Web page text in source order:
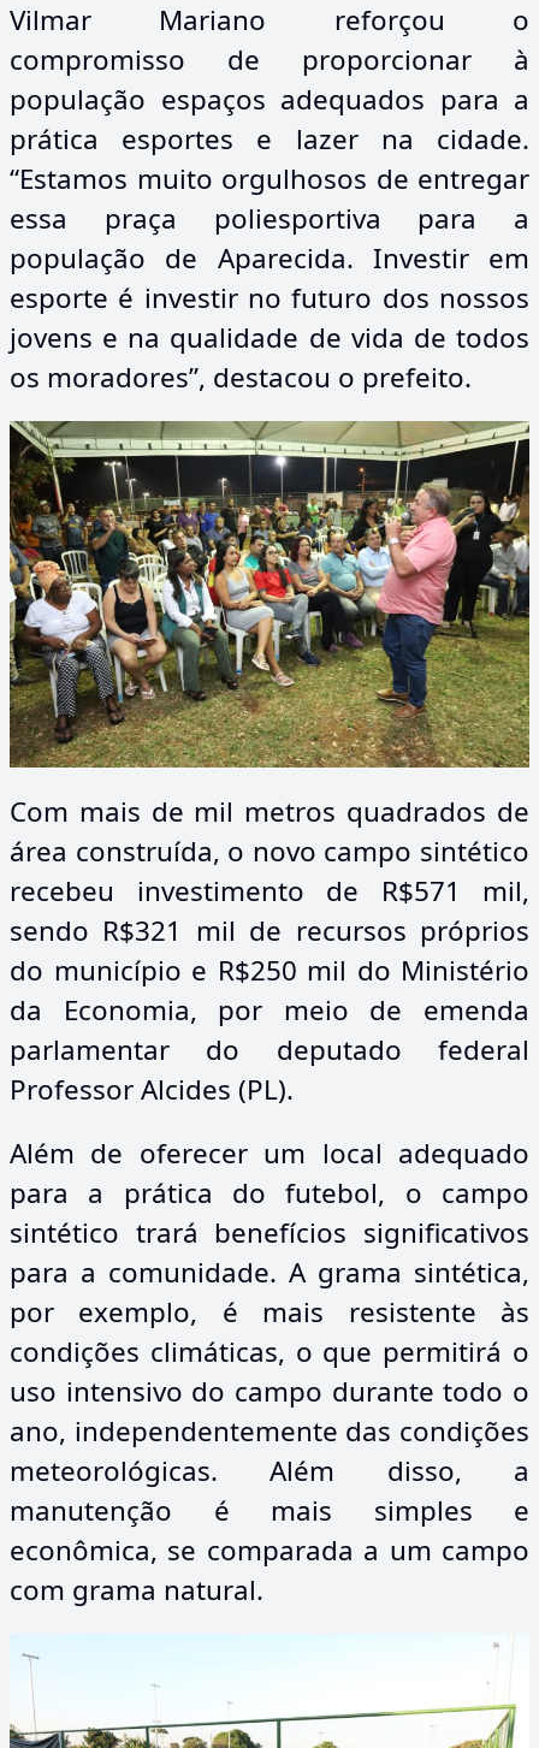
Vilmar Mariano reforçou o
compromisso de proporcionar à
população espaços adequados para a
prática esportes e lazer na cidade.
“Estamos muito orgulhosos de entregar
essa praça poliesportiva para a
população de Aparecida. Investir em
esporte é investir no futuro dos nossos
jovens e na qualidade de vida de todos
os moradores”, destacou o prefeito.
Com mais de mil metros quadrados de
área construída, o novo campo sintético
recebeu investimento de R$571 mil,
sendo R$321 mil de recursos próprios
do município e R$250 mil do Ministério
da Economia, por meio de emenda
parlamentar do deputado federal
Professor Alcides (PL).
Além de oferecer um local adequado
para a prática do futebol, o campo
sintético trará benefícios significativos
para a comunidade. A grama sintética,
por exemplo, é mais resistente às
condições climáticas, o que permitirá o
uso intensivo do campo durante todo o
ano, independentemente das condições
meteorológicas. Além disso, a
manutenção é mais simples e
econômica, se comparada a um campo
com grama natural.